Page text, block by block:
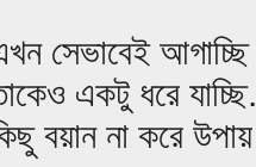
সেভাবেই
একটু ধরে
বয়ান না করে